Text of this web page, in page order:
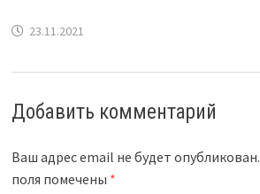
23.11.2021
Добавить комментарий
Ваш адрес email не будет опубликован.
поля помечены *